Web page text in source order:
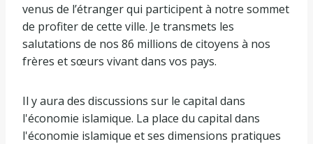
venus de l’étranger qui participent à notre sommet
de profiter de cette ville. Je transmets les
salutations de nos 86 millions de citoyens à nos
frères et sœurs vivant dans vos pays.
Il y aura des discussions sur le capital dans
l'économie islamique. La place du capital dans
l'économie islamique et ses dimensions pratiques